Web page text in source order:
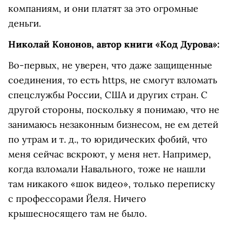
компаниям, и они платят за это огромные
деньги.
Николай Кононов, автор книги «Код Дурова»:
Во-первых, не уверен, что даже защищенные
соединения, то есть https, не смогут взломать
спецслужбы России, США и других стран. С
другой стороны, поскольку я понимаю, что не
занимаюсь незаконным бизнесом, не ем детей
по утрам и т. д., то юридических фобий, что
меня сейчас вскроют, у меня нет. Например,
когда взломали Навального, тоже не нашли
там никакого «шок видео», только переписку
с профессорами Йеля. Ничего
крышесносящего там не было.